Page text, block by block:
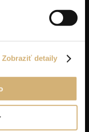
Zobraziť detaily